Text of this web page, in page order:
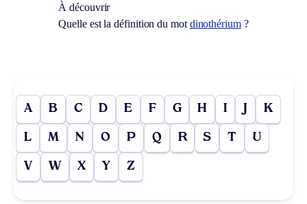
À découvrir
Quelle est la définition du mot dinothérium?
A B C D E F G H I J K
L M N O P Q R S T U
V W X Y Z